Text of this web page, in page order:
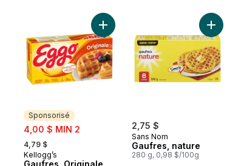
Sponsorisé
sale:
4,00 $ MIN 2
, formerly:
4,79 $
Sponsorisé
Kellogg’s
Gaufres, Originale,
Ajouter Gaufres, Originale, au
2,75 $
Sans Nom
Gaufres, nature
280 g, 0,98 $/100g